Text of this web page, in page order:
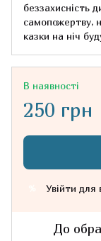
беззахисність
самопожертву,
казки на ніч
В наявності
250 грн
Увійти для
До